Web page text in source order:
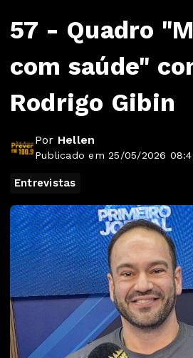
57 - Quadro
com saúde"
Rodrigo Gibin
Por Hellen
Publicado em 25/05/2026
Entrevistas